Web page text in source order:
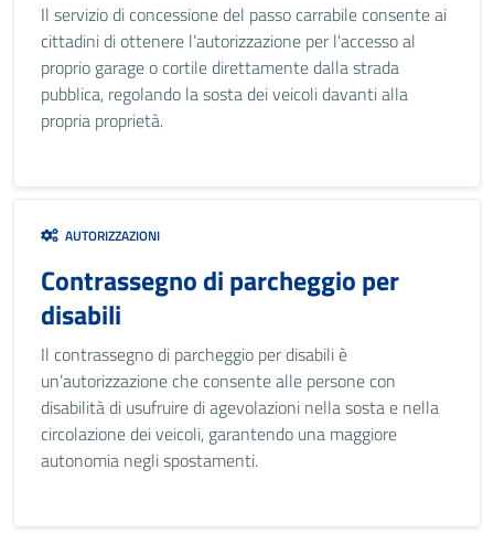
Il servizio di concessione del passo carrabile consente ai
cittadini di ottenere l’autorizzazione per l'accesso al
proprio garage o cortile direttamente dalla strada
pubblica, regolando la sosta dei veicoli davanti alla
propria proprietà.
AUTORIZZAZIONI
Contrassegno di parcheggio per
disabili
Il contrassegno di parcheggio per disabili è
un’autorizzazione che consente alle persone con
disabilità di usufruire di agevolazioni nella sosta e nella
circolazione dei veicoli, garantendo una maggiore
autonomia negli spostamenti.